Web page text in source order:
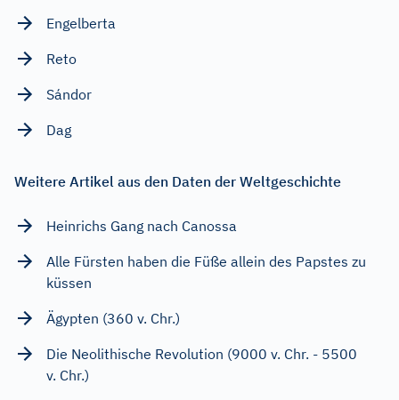
Engelberta
Reto
Sándor
Dag
Weitere Artikel aus den Daten der Weltgeschichte
Heinrichs Gang nach Canossa
Alle Fürsten haben die Füße allein des Papstes zu
küssen
Ägypten (360 v. Chr.)
Die Neolithische Revolution (9000 v. Chr. - 5500
v. Chr.)